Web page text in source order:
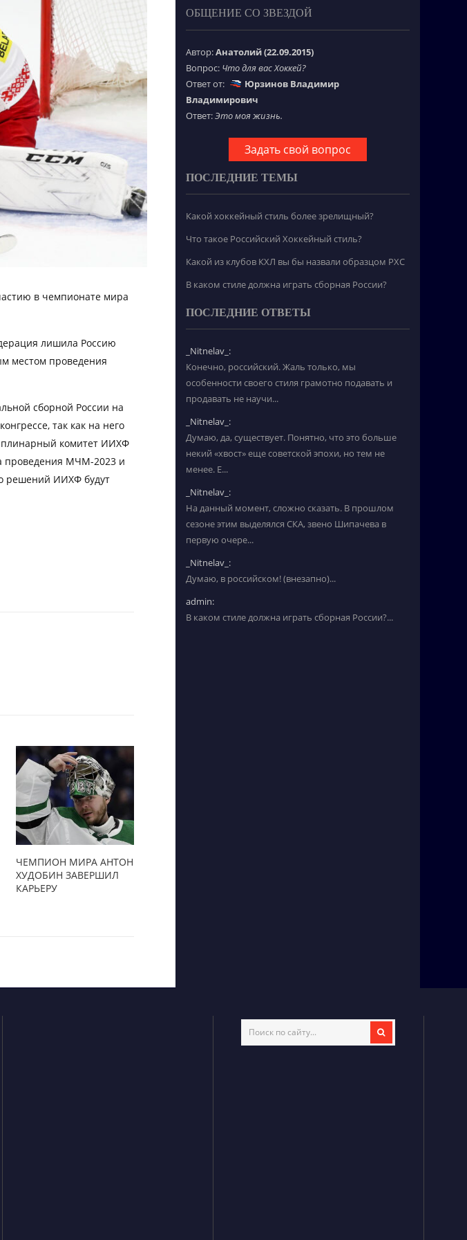
в чемпионате мира
лишила Россию
местом проведения
сборной России на
так как на него
комитет ИИХФ
проведения МЧМ-2023 и
решений ИИХФ будут
ЧЕМПИОН МИРА АНТОН
ХУДОБИН ЗАВЕРШИЛ
КАРЬЕРУ
ОБЩЕНИЕ СО ЗВЕЗДОЙ
Автор:Анатолий (22.09.2015)
Вопрос: Что для вас Хоккей?
Ответ от:
Юрзинов Владимир
Владимирович
Ответ:Это моя жизнь.
Задать свой вопрос
ПОСЛЕДНИЕ ТЕМЫ
Какой хоккейный стиль более зрелищный?
Что такое Российский Хоккейный стиль?
Какой из клубов КХЛ вы бы назвали образцом РХС
В каком стиле должна играть сборная России?
ПОСЛЕДНИЕ ОТВЕТЫ
_Nitnelav_:
Конечно, российский. Жаль только, мы
особенности своего стиля грамотно подавать и
продавать не научи...
_Nitnelav_:
Думаю, да, существует. Понятно, что это больше
некий «хвост» еще советской эпохи, но тем не
менее. Е...
_Nitnelav_:
На данный момент, сложно сказать. В прошлом
сезоне этим выделялся СКА, звено Шипачева в
первую очере...
_Nitnelav_:
Думаю, в российском! (внезапно)...
admin:
В каком стиле должна играть сборная России?...